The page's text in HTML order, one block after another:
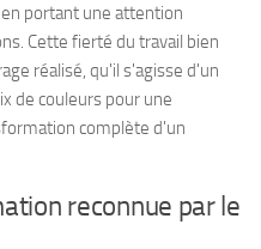
portant une attention
Cette fierté du travail bien
réalisé, qu'il s'agisse d'un
de couleurs pour une
complète d'un
reconnue par le